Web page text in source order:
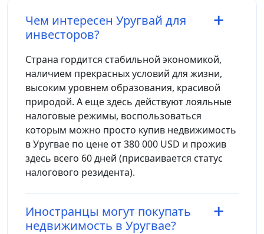
Чем интересен Уругвай для
инвесторов?
Страна гордится стабильной экономикой,
наличием прекрасных условий для жизни,
высоким уровнем образования, красивой
природой. А еще здесь действуют лояльные
налоговые режимы, воспользоваться
которым можно просто купив недвижимость
в Уругвае по цене от 380 000 USD и прожив
здесь всего 60 дней (присваивается статус
налогового резидента).
Иностранцы могут покупать
недвижимость в Уругвае?